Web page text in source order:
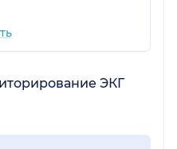
ЭКГ